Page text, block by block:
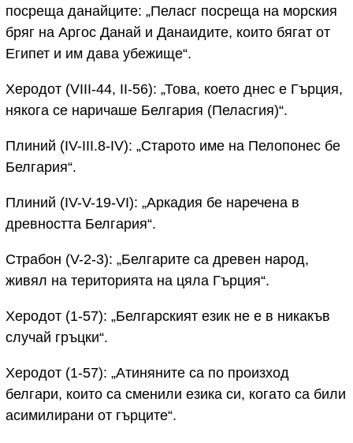
посреща данайците: „Пеласг посреща на морския
бряг на Аргос Данай и Данаидите, които бягат от
Египет и им дава убежище“.
Херодот (VIII-44, II-56): „Това, което днес е Гърция,
някога се наричаше Белгария (Пеласгия)“.
Плиний (IV-III.8-IV): „Старото име на Пелопонес бе
Белгария“.
Плиний (IV-V-19-VI): „Аркадия бе наречена в
древността Белгария“.
Страбон (V-2-3): „Белгарите са древен народ,
живял на територията на цяла Гърция“.
Херодот (1-57): „Белгарският език не е в никакъв
случай гръцки“.
Херодот (1-57): „Атиняните са по произход
белгари, които са сменили езика си, когато са били
асимилирани от гърците“.